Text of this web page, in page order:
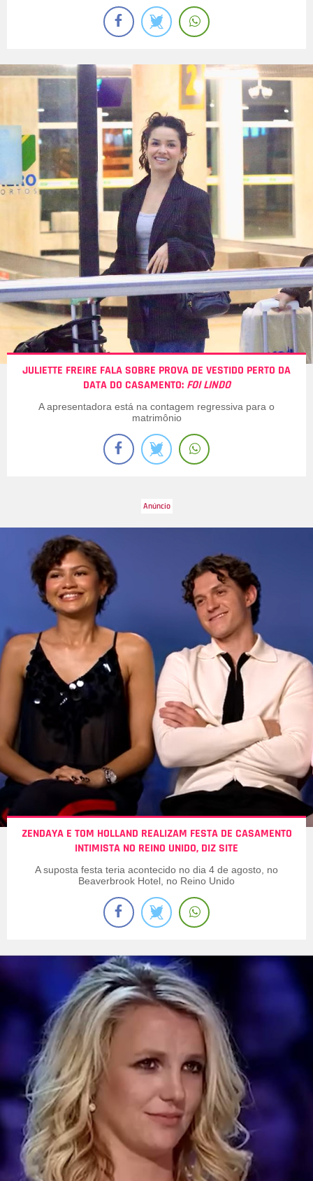
JULIETTE FREIRE FALA SOBRE PROVA DE VESTIDO PERTO DA
DATA DO CASAMENTO: FOI LINDO
A apresentadora está na contagem regressiva para o
matrimônio
ZENDAYA E TOM HOLLAND REALIZAM FESTA DE CASAMENTO
INTIMISTA NO REINO UNIDO, DIZ SITE
A suposta festa teria acontecido no dia 4 de agosto, no
Beaverbrook Hotel, no Reino Unido